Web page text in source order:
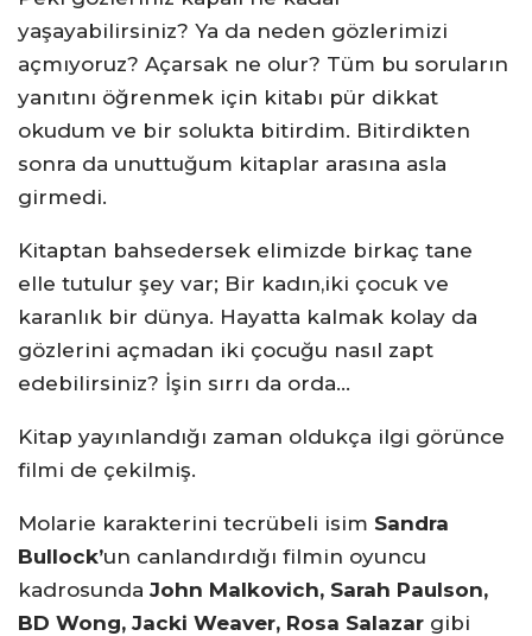
yaşayabilirsiniz? Ya da neden gözlerimizi
açmıyoruz? Açarsak ne olur? Tüm bu soruların
yanıtını öğrenmek için kitabı pür dikkat
okudum ve bir solukta bitirdim. Bitirdikten
sonra da unuttuğum kitaplar arasına asla
girmedi.
Kitaptan bahsedersek elimizde birkaç tane
elle tutulur şey var; Bir kadın,iki çocuk ve
karanlık bir dünya. Hayatta kalmak kolay da
gözlerini açmadan iki çocuğu nasıl zapt
edebilirsiniz? İşin sırrı da orda…
Kitap yayınlandığı zaman oldukça ilgi görünce
filmi de çekilmiş.
Molarie karakterini tecrübeli isim Sandra
Bullock’un canlandırdığı filmin oyuncu
kadrosunda John Malkovich, Sarah Paulson,
BD Wong, Jacki Weaver, Rosa Salazar gibi